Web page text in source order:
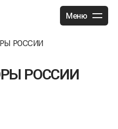
Меню
РОССИИ
РОССИИ